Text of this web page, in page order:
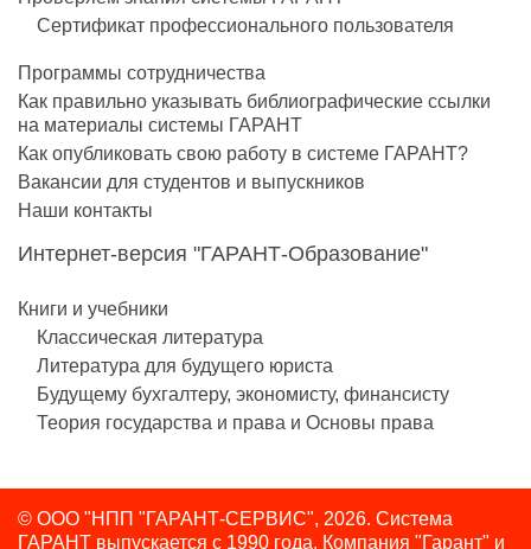
Сертификат профессионального пользователя
Программы сотрудничества
Как правильно указывать библиографические ссылки
на материалы системы ГАРАНТ
Как опубликовать свою работу в системе ГАРАНТ?
Вакансии для студентов и выпускников
Наши контакты
Интернет-версия "ГАРАНТ-Образование"
Книги и учебники
Классическая литература
Литература для будущего юриста
Будущему бухгалтеру, экономисту, финансисту
Теория государства и права и Основы права
© ООО "НПП "ГАРАНТ-СЕРВИС", 2026. Система
ГАРАНТ выпускается с 1990 года. Компания "Гарант" и